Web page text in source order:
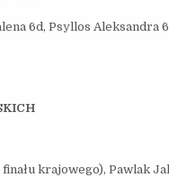
6d, Psyllos Aleksandra
krajowego), Pawlak